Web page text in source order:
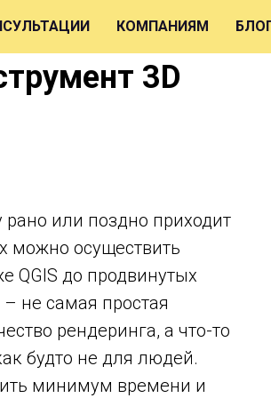
КОМПАНИЯМ
3D
или поздно приходит
можно осуществить
QGIS до продвинутых
не самая простая
рендеринга, а что-то
будто не для людей.
минимум времени и